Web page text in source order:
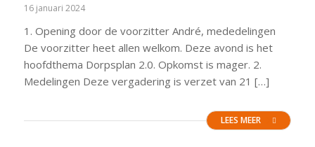
16 januari 2024
1. Opening door de voorzitter André, mededelingen
De voorzitter heet allen welkom. Deze avond is het
hoofdthema Dorpsplan 2.0. Opkomst is mager. 2.
Medelingen Deze vergadering is verzet van 21 […]
LEES MEER